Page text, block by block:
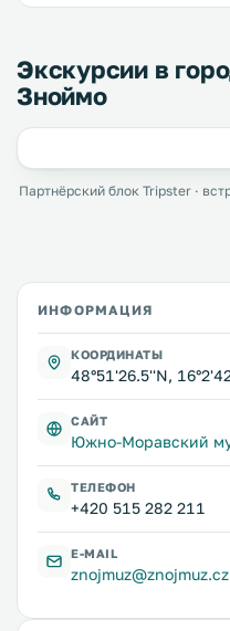
Экскурсии в
Зноймо
Партнёрский блок Tripster ·
ИНФОРМАЦИЯ
КООРДИНАТЫ
48°51'26.5''N,
САЙТ
Южно-Моравский
ТЕЛЕФОН
+420 515 282 211
E-MAIL
znojmuz@znojmuz.cz